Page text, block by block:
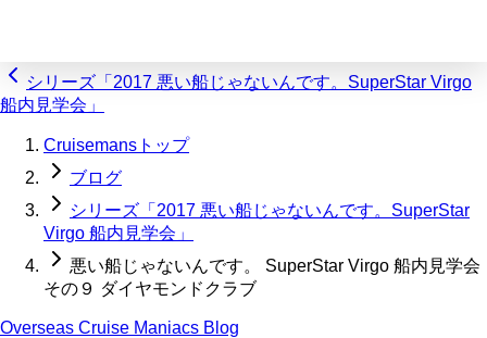
シリーズ「2017 悪い船じゃないんです。SuperStar Virgo
船内見学会」
Cruisemansトップ
ブログ
シリーズ「2017 悪い船じゃないんです。SuperStar
Virgo 船内見学会」
悪い船じゃないんです。 SuperStar Virgo 船内見学会
その９ ダイヤモンドクラブ
Overseas Cruise Maniacs Blog